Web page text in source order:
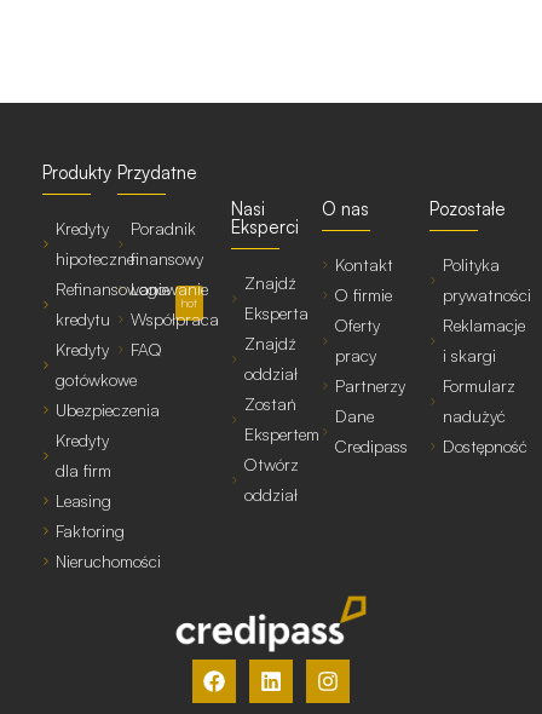
Produkty
Kredyty
hipoteczne
Refinansowanie
kredytu
hot
Kredyty
gotówkowe
Ubezpieczenia
Kredyty
dla firm
Leasing
Faktoring
Nieruchomości
Przydatne
Poradnik
finansowy
Logowanie
Współpraca
FAQ
Nasi
Eksperci
Znajdź
Eksperta
Znajdź
oddział
Zostań
Ekspertem
Otwórz
oddział
O nas
Kontakt
O firmie
Oferty
pracy
Partnerzy
Dane
Credipass
Pozostałe
Polityka
prywatności
Reklamacje
i skargi
Formularz
nadużyć
Dostępność